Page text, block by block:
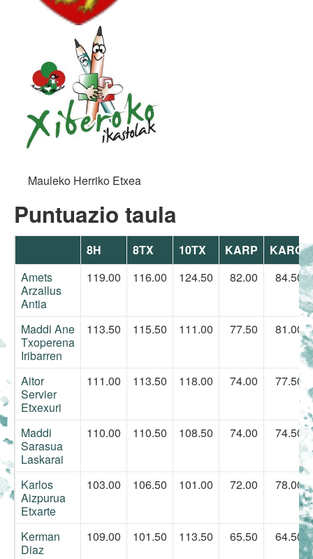
Mauleko Herriko Etxea
Puntuazio taula
8H 8TX 10TX KARP
KARG
Amets
Arzallus
Antia
119.00 116.00 124.50 82.00 84.50
Maddi Ane
Txoperena
Iribarren
113.50 115.50 111.00 77.50 81.00
Aitor
Servier
Etxexuri
111.00 113.50 118.00 74.00 77.50
Maddi
Sarasua
Laskarai
110.00 110.50 108.50 74.00 74.50
Karlos
Aizpurua
Etxarte
103.00 106.50 101.00 72.00 78.00
Kerman
Diaz
109.00 101.50 113.50 65.50 64.50